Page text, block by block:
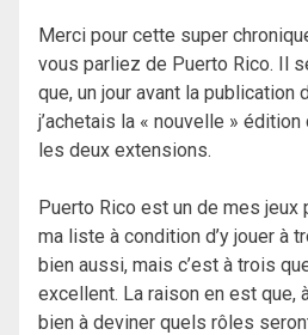
Merci pour cette super
vous parliez de Puerto Rico. Il
que, un jour avant la publication
j’achetais la « nouvelle »
les deux extensions.
Puerto Rico est un de mes jeux
ma liste à condition d’y jouer à
bien aussi, mais c’est à trois
excellent. La raison en est que,
bien à deviner quels rôles